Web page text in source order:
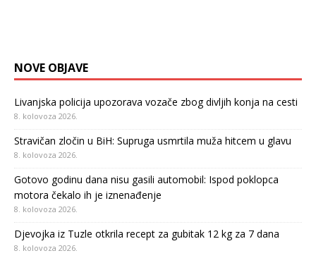
NOVE OBJAVE
Livanjska policija upozorava vozače zbog divljih konja na cesti
8. kolovoza 2026.
Stravičan zločin u BiH: Supruga usmrtila muža hitcem u glavu
8. kolovoza 2026.
Gotovo godinu dana nisu gasili automobil: Ispod poklopca
motora čekalo ih je iznenađenje
8. kolovoza 2026.
Djevojka iz Tuzle otkrila recept za gubitak 12 kg za 7 dana
8. kolovoza 2026.